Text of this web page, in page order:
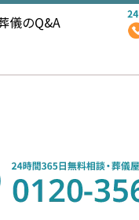
儀のQ&A